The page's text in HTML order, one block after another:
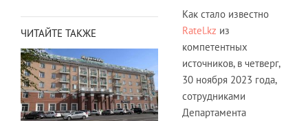
ЧИТАЙТЕ ТАКЖЕ
Как стало известно
Ratel.kz из
компетентных
источников, в четверг,
30 ноября 2023 года,
сотрудниками
Департамента